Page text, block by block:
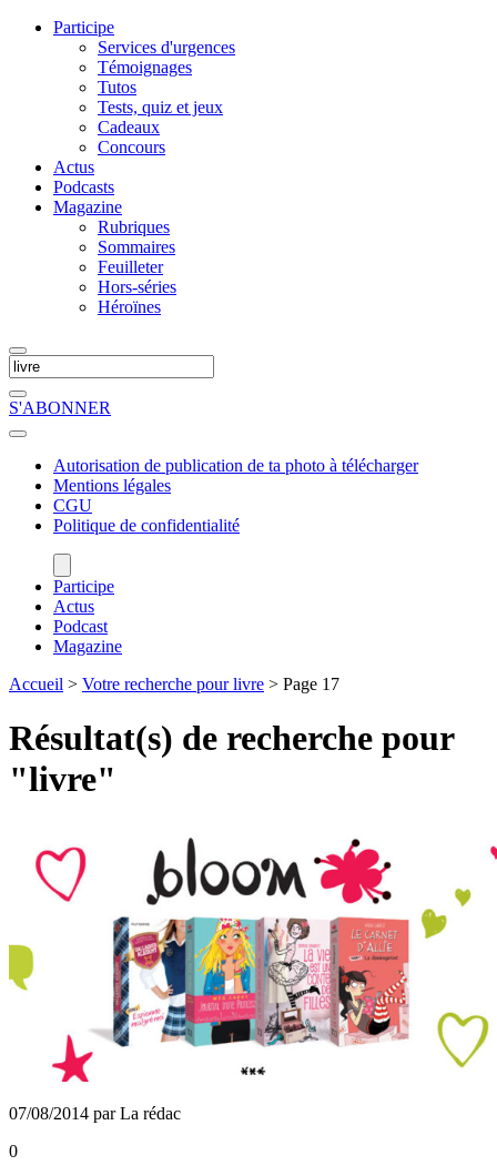
Participe
Services d'urgences
Témoignages
Tutos
Tests, quiz et jeux
Cadeaux
Concours
Actus
Podcasts
Magazine
Rubriques
Sommaires
Feuilleter
Hors-séries
Héroïnes
S'ABONNER
Autorisation de publication de ta photo à télécharger
Mentions légales
CGU
Politique de confidentialité
Participe
Actus
Podcast
Magazine
Accueil > Votre recherche pour livre > Page 17
Résultat(s) de recherche pour
"livre"
07/08/2014 par La rédac
0